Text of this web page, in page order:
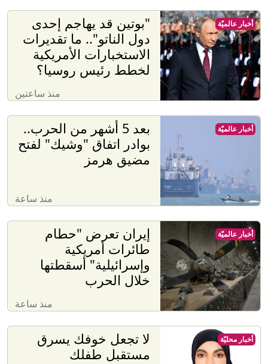
"بوتين قد يهاجم إحدى
دول الناتو".. ما تقديرات
الاستخبارات الأمريكية
لخطط رئيس روسيا؟
منذ ساعتين
أخبار عالميّة
بعد 5 أشهر من الحرب..
بوادر اتفاق "وشيك" لفتح
مضيق هرمز
منذ ساعة
أخبار عالميّة
إيران تعرض "حطام
طائرات أمريكية
وإسرائيلية" أسقطتها
خلال الحرب
منذ ساعة
أخبار عالميّة
لا تجعل خوفك يسرق
مستقبل طفلك
أخبار محليّة